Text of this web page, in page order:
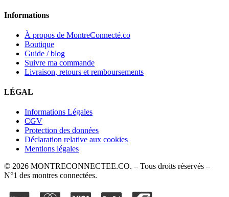
Informations
À propos de MontreConnecté.co
Boutique
Guide / blog
Suivre ma commande
Livraison, retours et remboursements
LÉGAL
Informations Légales
CGV
Protection des données
Déclaration relative aux cookies
Mentions légales
© 2026 MONTRECONNECTEE.CO. – Tous droits réservés –
N°1 des montres connectées.